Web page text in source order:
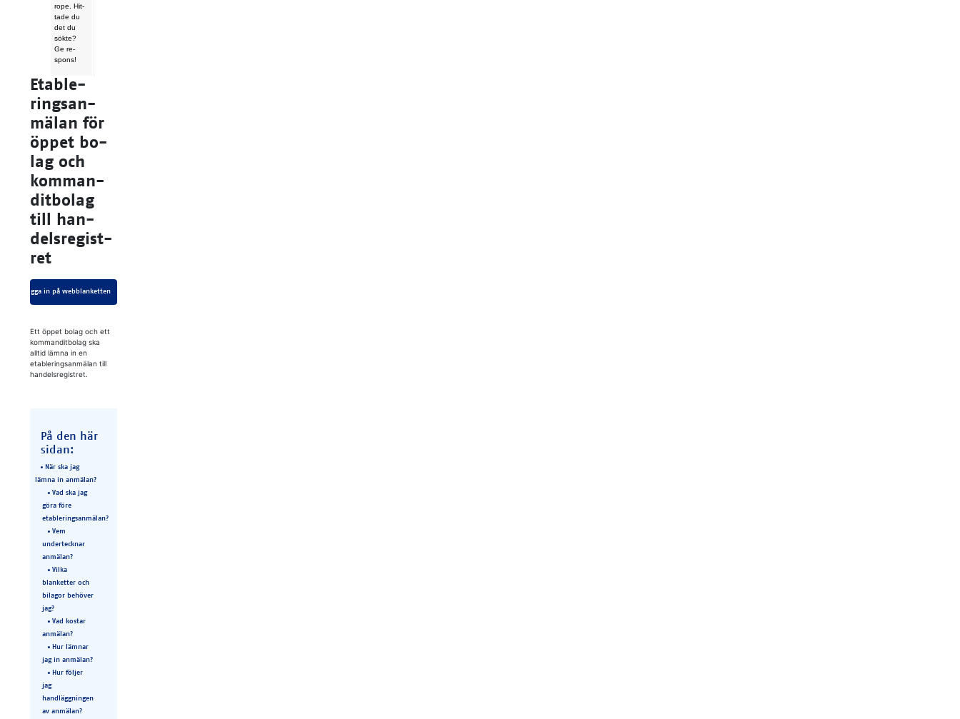
Eta­ble­
rings­an­
mä­lan för
öp­pet bo­
lag och
kom­man­
dit­bo­lag
till han­
dels­re­gist­
ret
Log­ga in på webb­lan­ket­ten
Ett öppet bolag och ett
kommanditbolag ska
alltid lämna in en
etableringsanmälan till
handelsregistret.
På den här
sidan:
När ska jag
lämna in anmälan?
Vad ska jag
göra före
etableringsanmälan?
Vem
undertecknar
anmälan?
Vilka
blanketter och
bilagor behöver
jag?
Vad kostar
anmälan?
Hur lämnar
jag in anmälan?
Hur följer
jag
handläggningen
av anmälan?
ro­pe. Hit­
ta­de du
det du
sök­te?
Ge re­
spons!